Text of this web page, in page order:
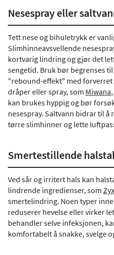
Nesespray eller
Tett nese og bihuletrykk er
Slimhinneavsvellende
kortvarig lindring og gjør det
sengetid. Bruk bør begrenses
"rebound-effekt" med
dråper eller spray, som Miwana
kan brukes hyppig og bør
nesespray. Saltvann bidrar til å
tørre slimhinner og lette
Smertestillende
Ved sår og irritert hals kan
lindrende ingredienser, som Zyx
smertelindring. Noen typer
reduserer hevelse eller virker
behandler selve infeksjonen,
komfortabelt å snakke, svelge